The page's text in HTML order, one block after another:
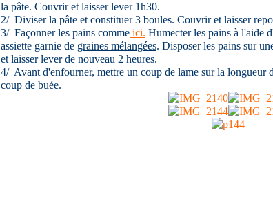
la pâte. Couvrir et laisser lever 1h30.
2/ Diviser la pâte et constituer 3 boules. Couvrir et laisser
3/ Façonner les pains comme ici. Humecter les pains à l'aide
assiette garnie de graines mélangées. Disposer les pains sur
et laisser lever de nouveau 2 heures.
4/ Avant d'enfourner, mettre un coup de lame sur la longueur
coup de buée.